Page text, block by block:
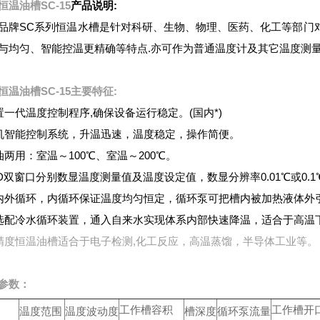
温油槽SC-15产品说明:
牌SC系列恒温水槽是针对科研、生物、物理、医药、化工等部
均匀、智能控温更精确等特点.亦可作为普通温度计及其它温度测
温油槽SC-15主要特征:
一代温度控制程序,确保设备运行稳定。(国内*)
智能控制系统，升温迅速，温度稳定，操作简便。
两用：室温～100℃、室温～200℃。
双窗口分别数显温度测量值及温度设定值，数显分辨率0.01℃或
外循环，内循环保证温度均匀恒定，循环泵可把槽内被加热液体
配冷水循环装置，通入自来水实现体系内部快速降温，适合于高温
度恒温油槽适合于电子检测,化工反应，高温蒸馏，半导体工业等。
数：
温度范围 温度波动度工作槽容积 槽深度循环泵流量工作槽开